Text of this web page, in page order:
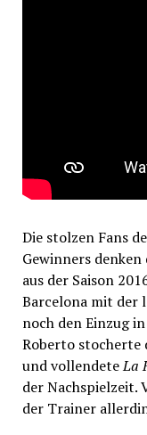
Die stolzen Fans
Gewinners
aus der Saison
Barcelona mit der
noch den Einzug
Roberto stocherte
und vollendeteLa
der Nachspielzeit.
der Trainer